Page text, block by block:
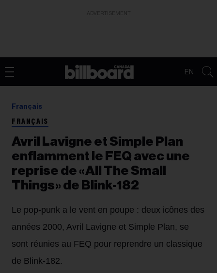
EN
Français
FRANÇAIS
Avril Lavigne et Simple Plan
enflamment le FEQ avec une
reprise de « All The Small
Things » de Blink-182
Le pop-punk a le vent en poupe : deux icônes des
années 2000, Avril Lavigne et Simple Plan, se
sont réunies au FEQ pour reprendre un classique
de Blink-182.